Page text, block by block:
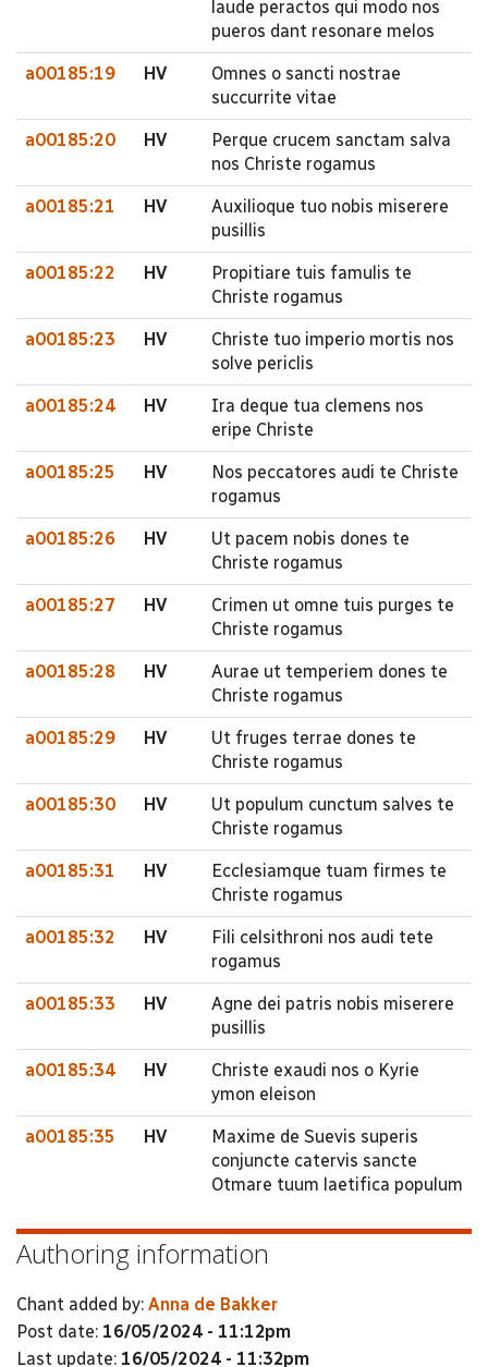
laude peractos qui modo nos
pueros dant resonare melos
a00185:19 HV
Omnes o sancti nostrae
succurrite vitae
a00185:20 HV
Perque crucem sanctam salva
nos Christe rogamus
a00185:21 HV
Auxilioque tuo nobis miserere
pusillis
a00185:22 HV
Propitiare tuis famulis te
Christe rogamus
a00185:23 HV
Christe tuo imperio mortis nos
solve periclis
a00185:24 HV
Ira deque tua clemens nos
eripe Christe
a00185:25 HV
Nos peccatores audi te Christe
rogamus
a00185:26 HV
Ut pacem nobis dones te
Christe rogamus
a00185:27 HV
Crimen ut omne tuis purges te
Christe rogamus
a00185:28 HV
Aurae ut temperiem dones te
Christe rogamus
a00185:29 HV
Ut fruges terrae dones te
Christe rogamus
a00185:30 HV
Ut populum cunctum salves te
Christe rogamus
a00185:31 HV
Ecclesiamque tuam firmes te
Christe rogamus
a00185:32 HV
Fili celsithroni nos audi tete
rogamus
a00185:33 HV
Agne dei patris nobis miserere
pusillis
a00185:34 HV
Christe exaudi nos o Kyrie
ymon eleison
a00185:35 HV
Maxime de Suevis superis
conjuncte catervis sancte
Otmare tuum laetifica populum
Authoring information
Chant added by: Anna de Bakker
Post date: 16/05/2024 - 11:12pm
Last update: 16/05/2024 - 11:32pm